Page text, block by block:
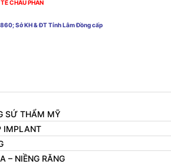
CHÂU PHAN
Sở KH & ĐT Tỉnh Lâm Đồng cấp
SỨ THẨM MỸ
IMPLANT
– NIỀNG RĂNG